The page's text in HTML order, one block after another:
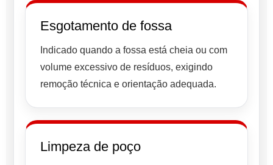
Esgotamento de fossa
Indicado quando a fossa está cheia ou com
volume excessivo de resíduos, exigindo
remoção técnica e orientação adequada.
Limpeza de poço